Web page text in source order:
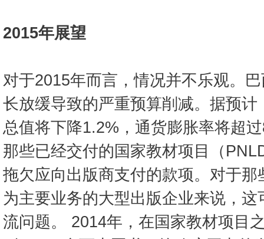
2015年展望
对于2015年而言，情况并不乐观。
长放缓导致的严重预算削减。据预
总值将下降1.2%，通货膨胀率将超
那些已经交付的国家教材项目（
拖欠应向出版商支付的款项。对于
为主要业务的大型出版企业来说，
流问题。 2014年，在国家教材项目